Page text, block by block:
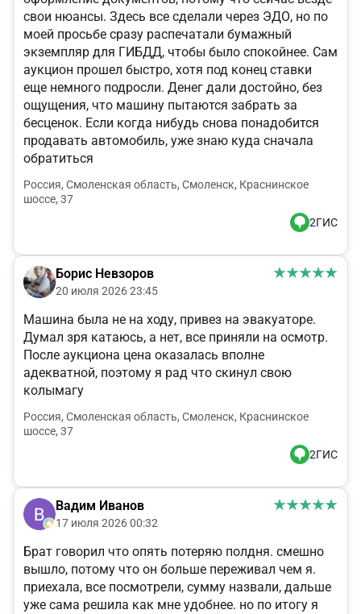
свои нюансы. Здесь все сделали через ЭДО, но по
моей просьбе сразу распечатали бумажный
экземпляр для ГИБДД, чтобы было спокойнее. Сам
аукцион прошел быстро, хотя под конец ставки
еще немного подросли. Денег дали достойно, без
ощущения, что машину пытаются забрать за
бесценок. Если когда нибудь снова понадобится
продавать автомобиль, уже знаю куда сначала
обратиться
Россия, Смоленская область, Смоленск, Краснинское
шоссе, 37
2ГИС
Борис Невзоров
20 июля 2026 23:45
Машина была не на ходу, привез на эвакуаторе.
Думал зря катаюсь, а нет, все приняли на осмотр.
После аукциона цена оказалась вполне
адекватной, поэтому я рад что скинул свою
колымагу
Россия, Смоленская область, Смоленск, Краснинское
шоссе, 37
2ГИС
Вадим Иванов
17 июля 2026 00:32
Брат говорил что опять потеряю полдня. смешно
вышло, потому что он больше переживал чем я.
приехала, все посмотрели, сумму назвали, дальше
уже сама решила как мне удобнее. но по итогу я